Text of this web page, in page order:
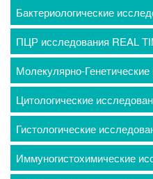
Бактериологические
ПЦР исследования REAL
Молекулярно-
Цитологические
Гистологические
Иммуногистохимические